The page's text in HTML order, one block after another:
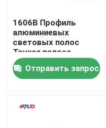
1606B Профиль
алюминиевых
световых полос
Тонкая полоса
Светлая точка
Профиль лестницы
Декоративная
Отправить запрос